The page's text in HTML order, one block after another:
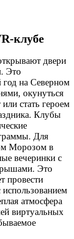
клубе
двери
Это
на Северном
окунуться
стать героем
Клубы
Для
Морозом в
вечеринки с
Это
провести
использованием
атмосфера
виртуальных